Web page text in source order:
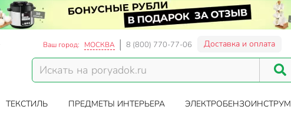
Ваш город: МОСКВА 8 (800) 770-77-06 Доставка и оплата
ТЕКСТИЛЬ ПРЕДМЕТЫ ИНТЕРЬЕРА